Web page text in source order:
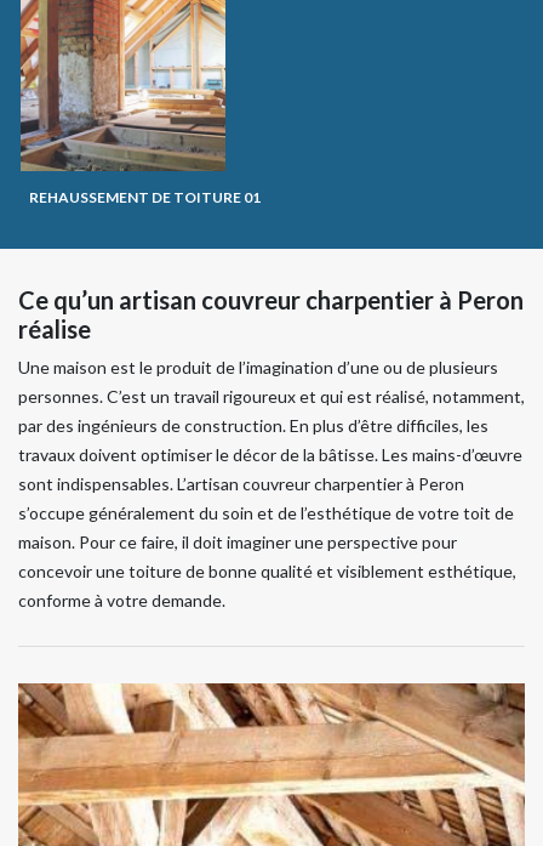
REHAUSSEMENT DE TOITURE 01
Ce qu’un artisan couvreur charpentier à Peron
réalise
Une maison est le produit de l’imagination d’une ou de plusieurs
personnes. C’est un travail rigoureux et qui est réalisé, notamment,
par des ingénieurs de construction. En plus d’être difficiles, les
travaux doivent optimiser le décor de la bâtisse. Les mains-d’œuvre
sont indispensables. L’artisan couvreur charpentier à Peron
s’occupe généralement du soin et de l’esthétique de votre toit de
maison. Pour ce faire, il doit imaginer une perspective pour
concevoir une toiture de bonne qualité et visiblement esthétique,
conforme à votre demande.